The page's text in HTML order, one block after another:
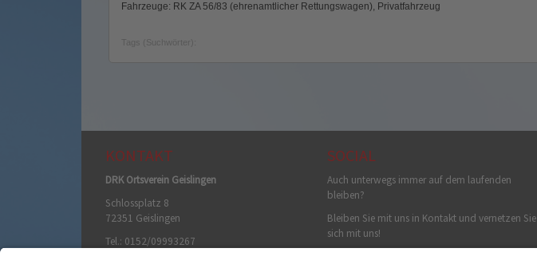
Fahrzeuge: RK ZA 56/83 (ehrenamtlicher Rettungswagen), Privatfahrzeug
Tags (Suchwörter):
KONTAKT
DRK Ortsverein Geislingen
Schlossplatz 8
72351 Geislingen
Tel.: 0152/09993267
SOCIAL
Auch unterwegs immer auf dem laufenden
bleiben?
Bleiben Sie mit uns in Kontakt und vernetzen Sie
sich mit uns!